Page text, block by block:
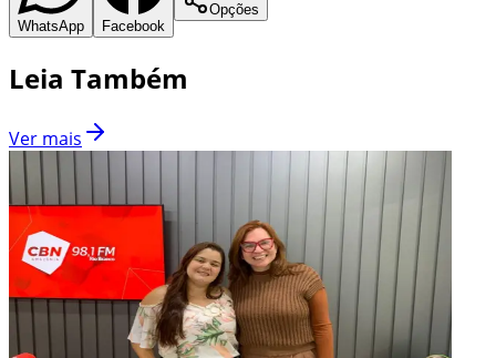
WhatsApp Facebook
Opções
Leia Também
Ver mais